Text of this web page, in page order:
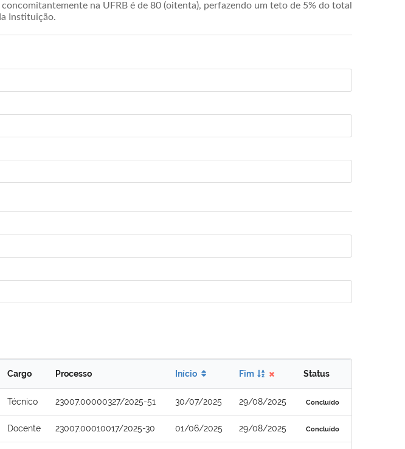
na UFRB é de 80 (oitenta), perfazendo um teto de 5% do total
Instituição.
Cargo Processo Início Fim Status
Técnico 23007.00000327/2025-51 30/07/2025 29/08/2025 Concluído
Docente 23007.00010017/2025-30 01/06/2025 29/08/2025 Concluído